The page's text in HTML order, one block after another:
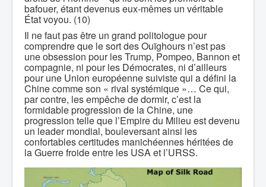
bafouer, étant devenus eux-mêmes un véritable
État voyou. (10)
Il ne faut pas être un grand politologue pour
comprendre que le sort des Ouïghours n’est pas
une obsession pour les Trump, Pompeo, Bannon et
compagnie, ni pour les Démocrates, ni d’ailleurs
pour une Union européenne suiviste qui a défini la
Chine comme son « rival systémique »… Ce qui,
par contre, les empêche de dormir, c’est la
formidable progression de la Chine, une
progression telle que l’Empire du Milieu est devenu
un leader mondial, bouleversant ainsi les
confortables certitudes manichéennes héritées de
la Guerre froide entre les USA et l’URSS.